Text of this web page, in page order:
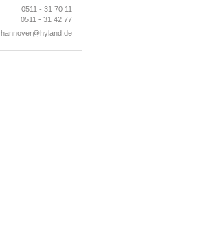
0511 - 31 70 11
0511 - 31 42 77
hannover@hyland.de